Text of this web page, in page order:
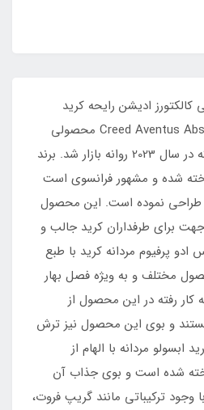
ادیشن رایحه کرید
اونتوس ابسولو است. Creed Aventus Absolu محصولی
مردانه از برند کرید است که در سال 2023 روانه بازار شد. برند
شده و مشهور فرانسوی است
طراحی نموده است. این محصول
برای طرفداران کرید جالب و
پرفیوم مردانه کرید با طبع
مختلف و به ویژه فصل بهار
رفته در این محصول از
و بوی این محصول نیز ترش
مردانه با الهام از
شده است و بوی جذاب آن
ترکیباتی مانند گریپ فروت،